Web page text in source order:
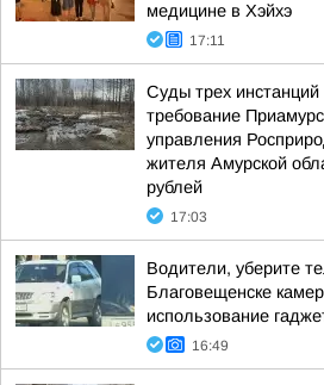
медицине в Хэйхэ
17:11
Суды трех
требование
управления
жителя Амурской
рублей
17:03
Водители, уберите
Благовещенске
использование
16:49